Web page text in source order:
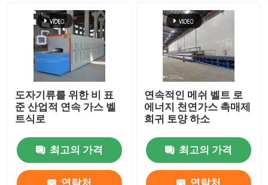
도자기류를 위한 비 표
준 산업적 연속 가스 벨
트식로
최고의 가격
연락처
연속적인 메쉬 벨트 로
에너지 천연가스 촉매제
희귀 토양 하소
최고의 가격
연락처